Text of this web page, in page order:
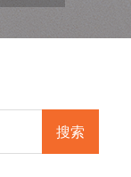
搜索